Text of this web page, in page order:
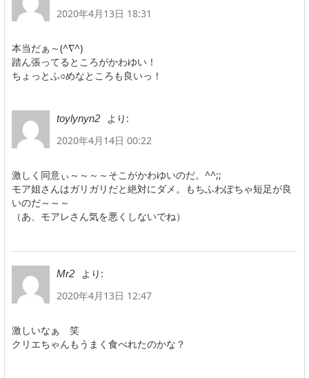
2020年4月13日 18:31
本当だぁ～(^∇^)
踏ん張ってるところがかわゆい！
ちょっとふ○めなところも良いっ！
toylynyn2
より:
2020年4月14日 00:22
激しく同意ぃ～～～～そこがかわゆいのだ。^^;;
モア姐さんはガリガリだと絶対にダメ。もちふわぽちゃ短足が良
いのだ～～～
（あ、モアレさん気を悪くしないでね）
Mr2
より:
2020年4月13日 12:47
激しいなぁ 笑
クリエちゃんもうまく食べれたのかな？